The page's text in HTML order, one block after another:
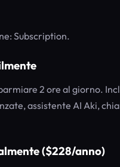
Subscription.
2 ore al giorno.
assistente AI Aki,
($228/anno)